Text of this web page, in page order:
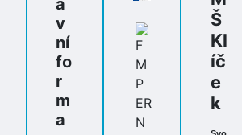
á
v
ní
fo
r
m
a
Š
Kl
íč
e
k